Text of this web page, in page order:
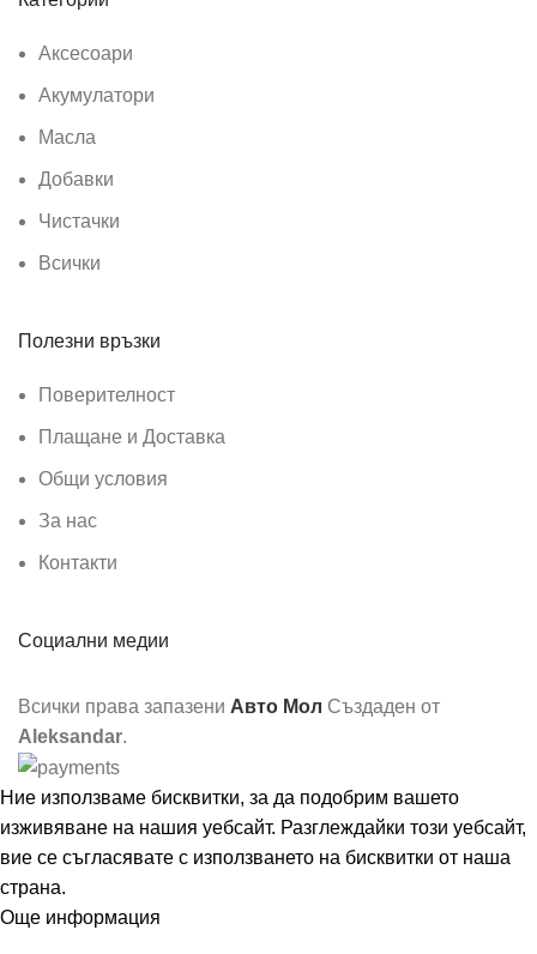
Аксесоари
Акумулатори
Масла
Добавки
Чистачки
Всички
Полезни връзки
Поверителност
Плащане и Доставка
Общи условия
За нас
Контакти
Социални медии
Всички права запазени Авто Мол Създаден от
Aleksandar.
Ние използваме бисквитки, за да подобрим вашето
изживяване на нашия уебсайт. Разглеждайки този уебсайт,
вие се съгласявате с използването на бисквитки от наша
страна.
Още информация